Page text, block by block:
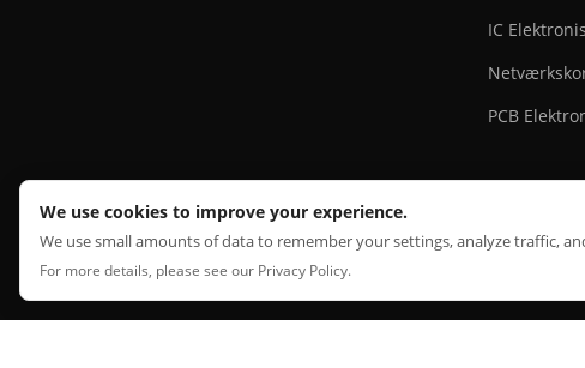
IC
PCB
HONG KONG HE LI ONE ELECTRONICS CO., LIMITED © All Rights
We use cookies to improve your experience.
We use small amounts of data to remember your settings, analyze traffic,
For more details, please see our Privacy Policy.